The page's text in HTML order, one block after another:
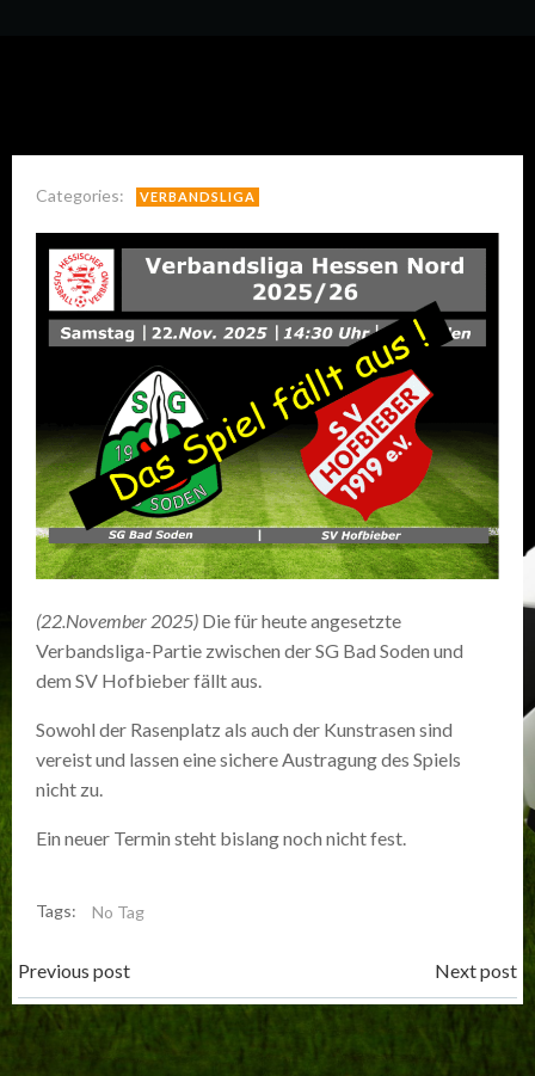
Categories: VERBANDSLIGA
(22.November 2025) Die für heute angesetzte
Verbandsliga-Partie zwischen der SG Bad Soden und
dem SV Hofbieber fällt aus.
Sowohl der Rasenplatz als auch der Kunstrasen sind
vereist und lassen eine sichere Austragung des Spiels
nicht zu.
Ein neuer Termin steht bislang noch nicht fest.
Tags: No Tag
Post
navigation
Previous post
navigation
Next post